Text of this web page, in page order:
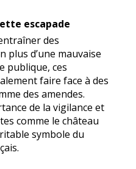
escapade
des
plus d’une mauvaise
publique, ces
faire face à des
des amendes.
de la vigilance et
comme le château
symbole du